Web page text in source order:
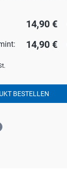
14,90 €
14,90 €
BESTELLEN